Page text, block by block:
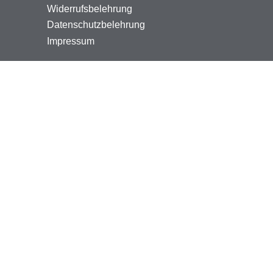
Widerrufsbelehrung
Datenschutzbelehrung
Impressum